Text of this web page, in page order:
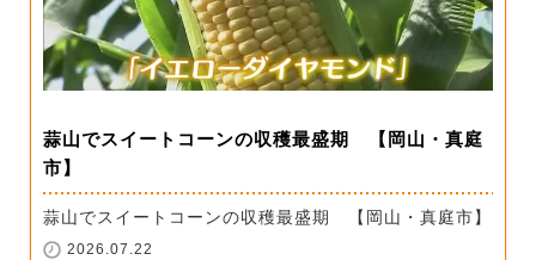
蒜山でスイートコーンの収穫最盛期 【岡山・真庭
市】
蒜山でスイートコーンの収穫最盛期 【岡山・真庭市】
2026.07.22